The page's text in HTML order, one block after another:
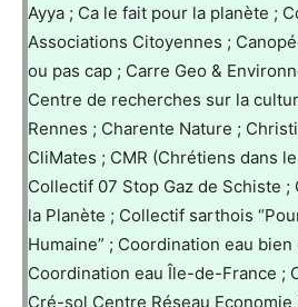
Ayya ; Ca le fait pour la planète ;
Associations Citoyennes ;
ou pas cap ; Carre Geo &
Centre de recherches sur la
Rennes ; Charente Nature ;
CliMates ; CMR (Chrétiens dans
Collectif 07 Stop Gaz de Schiste
la Planète ; Collectif sarthois
Humaine” ; Coordination eau
Coordination eau Île-de-France ;
Cré-sol Centre Réseau Economie